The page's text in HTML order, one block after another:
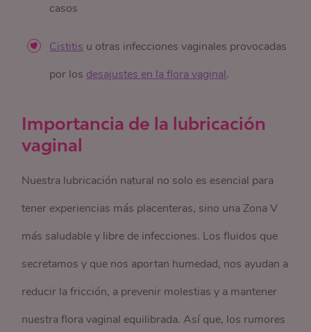
casos
Cistitis u otras infecciones vaginales provocadas
por los desajustes en la flora vaginal.
Importancia de la lubricación
vaginal
Nuestra lubricación natural no solo es esencial para
tener experiencias más placenteras, sino una Zona V
más saludable y libre de infecciones. Los fluidos que
secretamos y que nos aportan humedad, nos ayudan a
reducir la fricción, a prevenir molestias y a mantener
nuestra flora vaginal equilibrada. Así que, los rumores